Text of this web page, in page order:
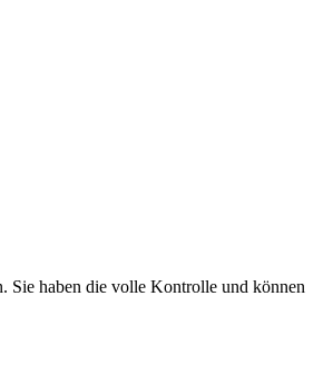
Sie haben die volle Kontrolle und können